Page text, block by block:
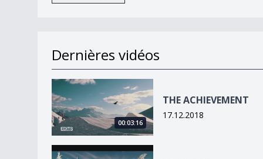
Dernières vidéos
THE ACHIEVEMENT
00:03:16
THE ACHIEVEMENT
17.12.2018
MONTANA